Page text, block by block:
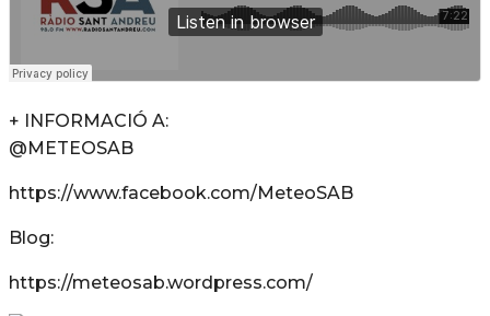
+ INFORMACIÓ A:
@METEOSAB
https://www.facebook.com/MeteoSAB
Blog:
https://meteosab.wordpress.com/